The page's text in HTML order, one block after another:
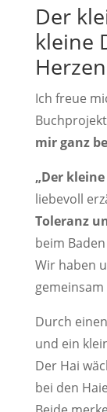
Der
kleine
Ich freue
mir ganz
„Der
liebevoll
Toleranz
beim
Wir haben
Durch
und ein
Der Hai
bei den